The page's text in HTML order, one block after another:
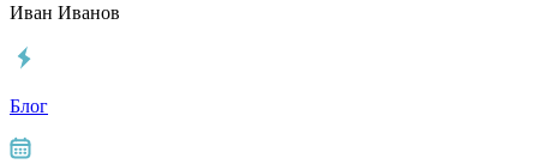
Иван Иванов
Блог